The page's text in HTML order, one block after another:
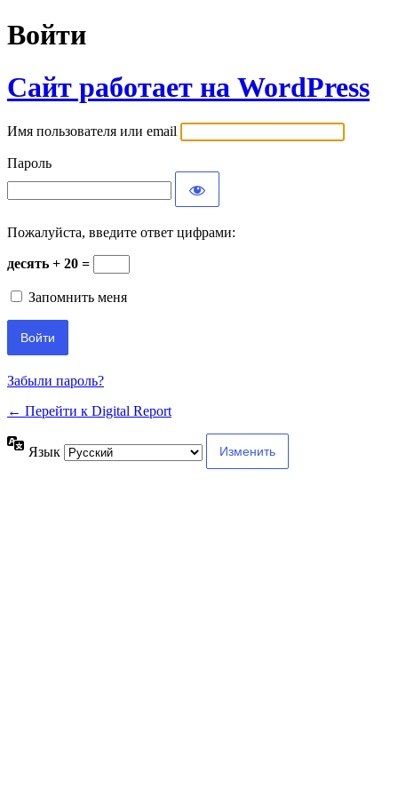
Войти
Сайт работает на WordPress
Имя пользователя или email
Пароль
Пожалуйста, введите ответ цифрами:
десять + 20 =
Запомнить меня
Забыли пароль?
← Перейти к Digital Report
Язык